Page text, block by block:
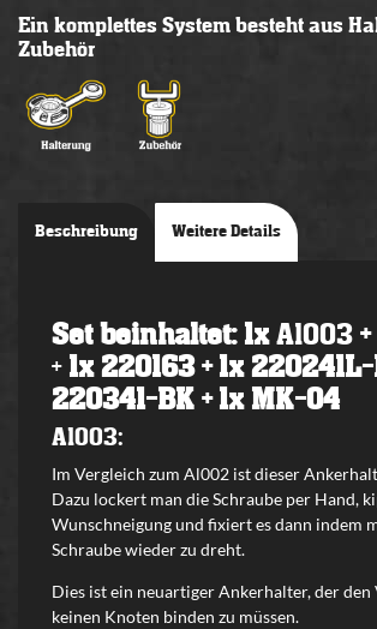
Ein komplettes System besteht aus
Zubehör
Beschreibung Weitere Details
Set beinhaltet: 1xAl003
+ 1x 220163 + 1x 220241L-
220341-BK + 1x MK-04
Al003:
Im Vergleich zum Al002 ist dieser
Dazu lockert man die Schraube per Hand,
Wunschneigung und fixiert es dann indem
Schraube wieder zu dreht.
Dies ist ein neuartiger Ankerhalter, der
keinen Knoten binden zu müssen.